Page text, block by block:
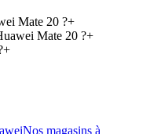
Mate 20 ?+
Mate 20 ?+
+
Nos magasins à